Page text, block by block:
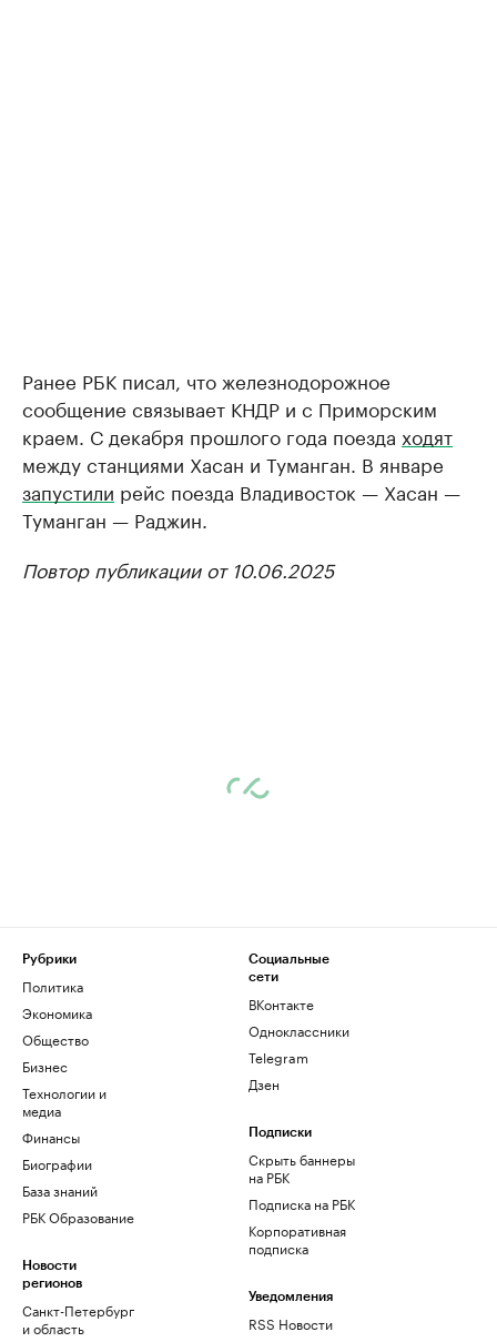
Ранее РБК писал, что железнодорожное
сообщение связывает КНДР и с Приморским
краем. С декабря прошлого года поезда ходят
между станциями Хасан и Туманган. В январе
запустили рейс поезда Владивосток — Хасан —
Туманган — Раджин.
Повтор публикации от 10.06.2025
Рубрики
Политика
Экономика
Общество
Бизнес
Технологии и
медиа
Финансы
Биографии
База знаний
РБК Образование
Новости
регионов
Санкт-Петербург
и область
Социальные
сети
ВКонтакте
Одноклассники
Telegram
Дзен
Подписки
Скрыть баннеры
на РБК
Подписка на РБК
Корпоративная
подписка
Уведомления
RSS Новости